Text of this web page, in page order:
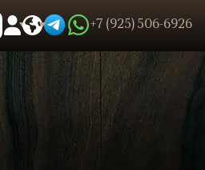
0
Пользовательское меню
+7 (925) 506-6926